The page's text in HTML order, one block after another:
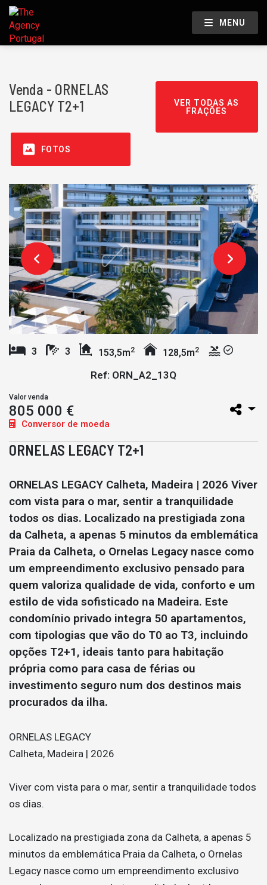
MENU
Venda - ORNELAS
LEGACY T2+1
VER TODAS AS
FRAÇÕES
FOTOS
3 3 153,5m2 128,5m2
Ref: ORN_A2_13Q
Valor venda
805 000 €
Conversor de moeda
ORNELAS LEGACY T2+1
ORNELAS LEGACY Calheta, Madeira | 2026 Viver
com vista para o mar, sentir a tranquilidade
todos os dias. Localizado na prestigiada zona
da Calheta, a apenas 5 minutos da emblemática
Praia da Calheta, o Ornelas Legacy nasce como
um empreendimento exclusivo pensado para
quem valoriza qualidade de vida, conforto e um
estilo de vida sofisticado na Madeira. Este
condomínio privado integra 50 apartamentos,
com tipologias que vão do T0 ao T3, incluindo
opções T2+1, ideais tanto para habitação
própria como para casa de férias ou
investimento seguro num dos destinos mais
procurados da ilha.
ORNELAS LEGACY
Calheta, Madeira | 2026
Viver com vista para o mar, sentir a tranquilidade todos
os dias.
Localizado na prestigiada zona da Calheta, a apenas 5
minutos da emblemática Praia da Calheta, o Ornelas
Legacy nasce como um empreendimento exclusivo